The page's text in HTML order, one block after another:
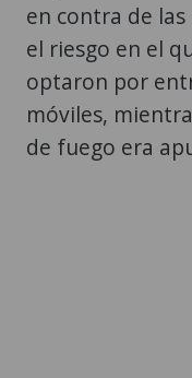
en contra de
el riesgo en el
optaron por
móviles,
de fuego era